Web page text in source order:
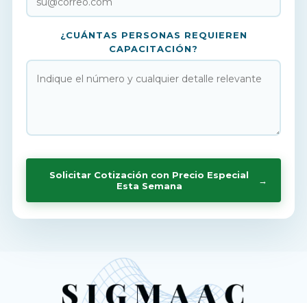
¿CUÁNTAS PERSONAS REQUIEREN
CAPACITACIÓN?
Solicitar Cotización con Precio Especial
Esta Semana
→